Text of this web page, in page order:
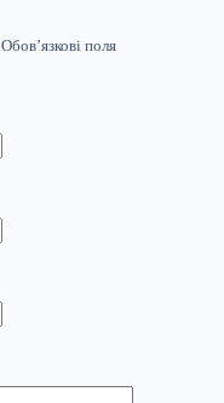
Обов’язкові поля